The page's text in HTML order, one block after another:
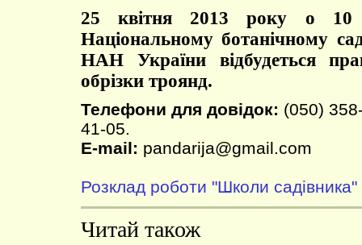
25 квітня 2013 року о 10
Національному ботанічному
НАН України відбудеться
обрізки троянд.
Телефони для довідок: (050)
41-05.
E-mail: pandarija@gmail.com
Розклад роботи "Школи садівника"
Читай також